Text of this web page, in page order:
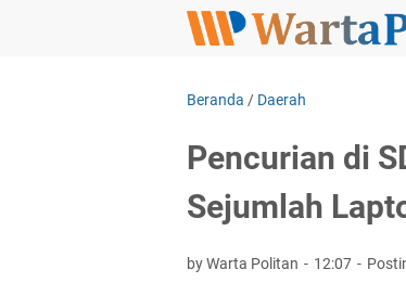
Beranda / Daerah
Pencurian di
Sejumlah
by Warta Politan 12:07